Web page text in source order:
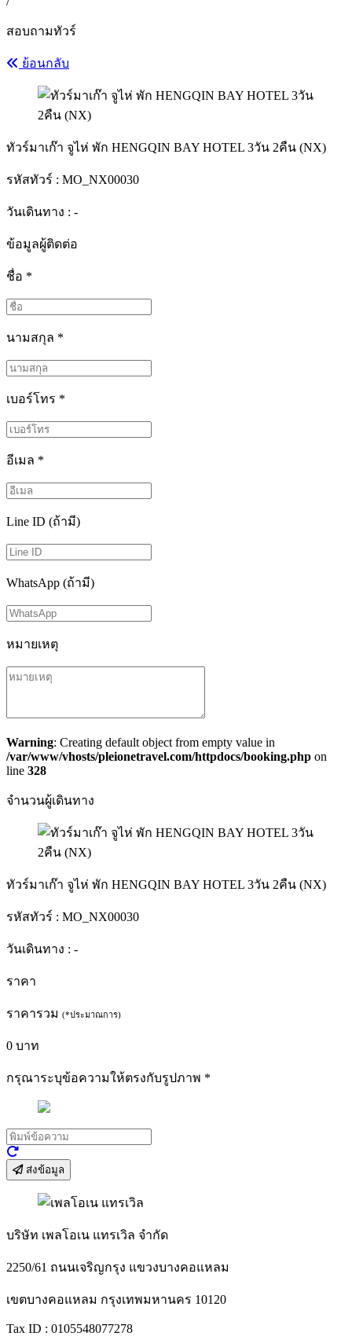
สอบถามทัวร์
ย้อนกลับ
ทัวร์มาเก๊า จูไห่ พัก HENGQIN BAY HOTEL 3วัน 2คืน (NX)
รหัสทัวร์ : MO_NX00030
วันเดินทาง : -
ข้อมูลผู้ติดต่อ
ชื่อ *
นามสกุล *
เบอร์โทร *
อีเมล *
Line ID (ถ้ามี)
WhatsApp (ถ้ามี)
หมายเหตุ
Warning: Creating default object from empty value in
/var/www/vhosts/pleionetravel.com/httpdocs/booking.php on
line 328
จำนวนผู้เดินทาง
ทัวร์มาเก๊า จูไห่ พัก HENGQIN BAY HOTEL 3วัน 2คืน (NX)
รหัสทัวร์ : MO_NX00030
วันเดินทาง : -
ราคา
ราคารวม (*ประมาณการ)
0 บาท
กรุณาระบุข้อความให้ตรงกับรูปภาพ *
ส่งข้อมูล
บริษัท เพลโอเน แทรเวิล จำกัด
2250/61 ถนนเจริญกรุง แขวงบางคอแหลม
เขตบางคอแหลม กรุงเทพมหานคร 10120
Tax ID : 0105548077278